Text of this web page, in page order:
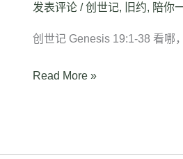
发表评论 /创世记, 旧约, 陪你
创世记 Genesis 19:1-38 看哪
Read More »